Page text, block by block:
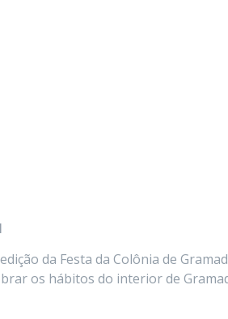
da Festa da Colônia de
os hábitos do interior de